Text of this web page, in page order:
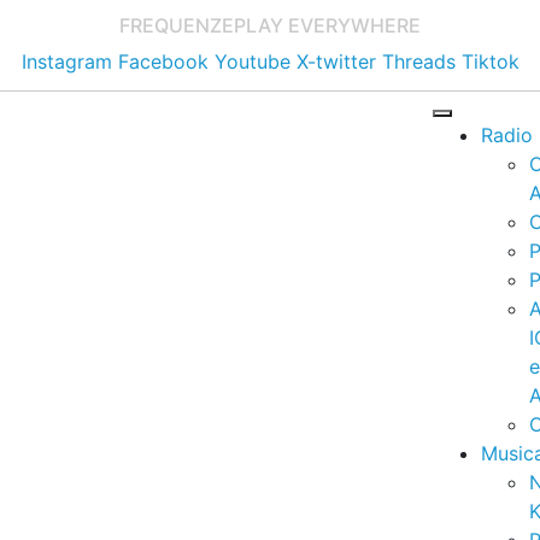
FREQUENZEPLAY EVERYWHERE
Instagram Facebook Youtube X-twitter Threads Tiktok
Radio
e